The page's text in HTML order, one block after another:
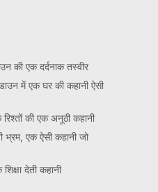
की एक दर्दनाक तस्वीर
में एक घर की कहानी ऐसी
रिश्तों की एक अनूठी कहानी
एक ऐसी कहानी जो
देती कहानी